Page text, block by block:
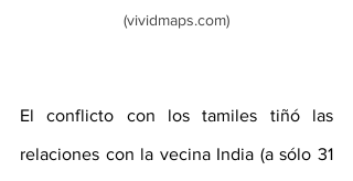
(vividmaps.com)
El conflicto con los tamiles tiñó las
relaciones con la vecina India (a sólo 31